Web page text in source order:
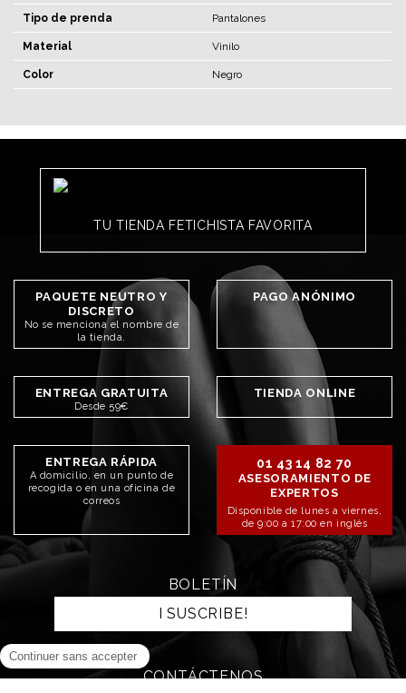
Tipo de prenda Pantalones
Material Vinilo
Color Negro
TU TIENDA FETICHISTA FAVORITA
PAQUETE NEUTRO Y
DISCRETO
No se menciona el nombre de
la tienda.
PAGO ANÓNIMO
ENTREGA GRATUITA
Desde 59€
TIENDA ONLINE
ENTREGA RÁPIDA
A domicilio, en un punto de
recogida o en una oficina de
correos
01 43 14 82 70
ASESORAMIENTO DE
EXPERTOS
Disponible de lunes a viernes,
de 9:00 a 17:00 en inglés
BOLETÍN
I SUSCRIBE!
CONTÁCTENOS